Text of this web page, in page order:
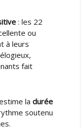
: les 22
ou
à leurs
fait
ladurée
soutenu